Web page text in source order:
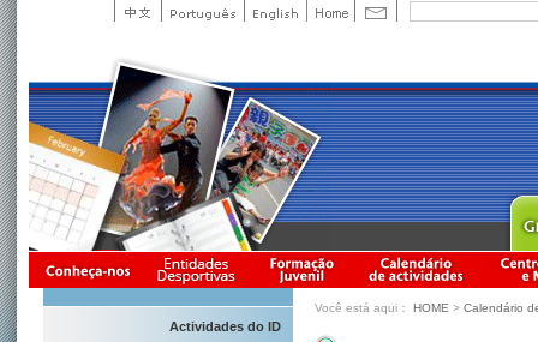
Actividades do ID
Você está aqui： HOME > Calendário